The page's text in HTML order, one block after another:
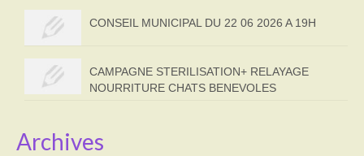
CONSEIL MUNICIPAL DU 22 06 2026 A 19H
CAMPAGNE STERILISATION+ RELAYAGE
NOURRITURE CHATS BENEVOLES
Archives